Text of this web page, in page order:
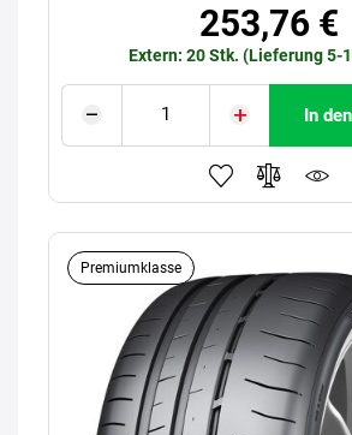
253,76 €
Extern: 20 Stk. (Lieferung 5-
In
Premiumklasse